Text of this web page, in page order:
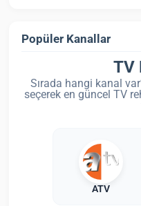
Popüler Kanallar
TV
Sırada hangi kanal
seçerek en güncel TV
ATV